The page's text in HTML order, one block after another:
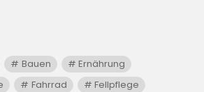
Bauen
Ernährung
Fahrrad
Fellpflege